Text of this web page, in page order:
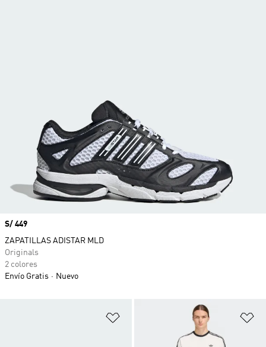
Añadir a la lista de deseos
Precio
S/ 449
ZAPATILLAS ADISTAR MLD
Originals
2 colores
Envío Gratis
Nuevo